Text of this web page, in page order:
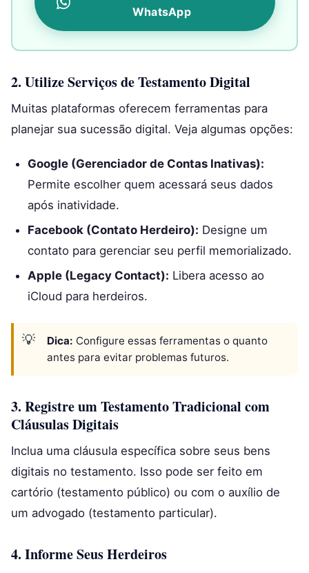
WhatsApp
2. Utilize Serviços de Testamento Digital
Muitas plataformas oferecem ferramentas para
planejar sua sucessão digital. Veja algumas opções:
Google (Gerenciador de Contas Inativas):
Permite escolher quem acessará seus dados
após inatividade.
Facebook (Contato Herdeiro): Designe um
contato para gerenciar seu perfil memorializado.
Apple (Legacy Contact): Libera acesso ao
iCloud para herdeiros.
Dica: Configure essas ferramentas o quanto
antes para evitar problemas futuros.
3. Registre um Testamento Tradicional com
Cláusulas Digitais
Inclua uma cláusula específica sobre seus bens
digitais no testamento. Isso pode ser feito em
cartório (testamento público) ou com o auxílio de
um advogado (testamento particular).
4. Informe Seus Herdeiros